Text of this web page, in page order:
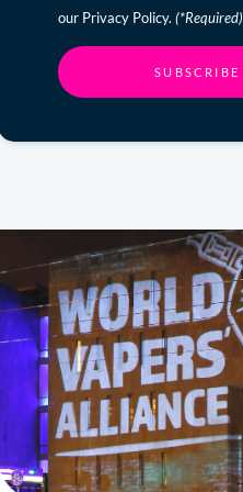
our Privacy Policy. (*Required)
SUBSCRIBE